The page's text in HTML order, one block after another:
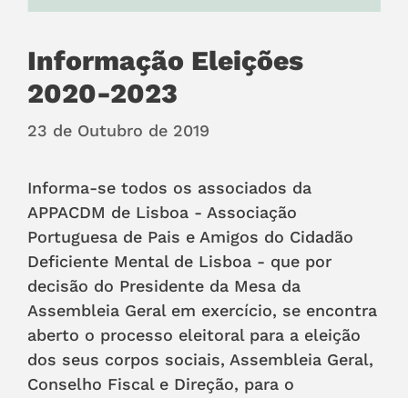
Informação Eleições
2020-2023
23 de Outubro de 2019
Informa-se todos os associados da
APPACDM de Lisboa - Associação
Portuguesa de Pais e Amigos do Cidadão
Deficiente Mental de Lisboa - que por
decisão do Presidente da Mesa da
Assembleia Geral em exercício, se encontra
aberto o processo eleitoral para a eleição
dos seus corpos sociais, Assembleia Geral,
Conselho Fiscal e Direção, para o